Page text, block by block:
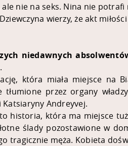
nie na seks. Nina nie
wierzy, że akt
niedawnych
która miała miejsce na
przez organy
Andreyvej.
historia, która ma miejsce
ślady pozostawione w
tragicznie męża. Kobieta